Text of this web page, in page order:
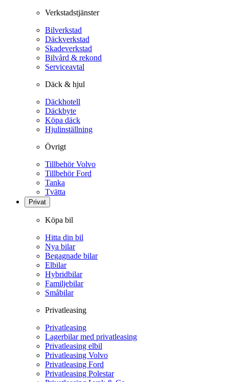
Verkstadstjänster
Bilverkstad
Däckverkstad
Skadeverkstad
Bilvård & rekond
Serviceavtal
Däck & hjul
Däckhotell
Däckbyte
Köpa däck
Hjulinställning
Övrigt
Tillbehör Volvo
Tillbehör Ford
Tanka
Tvätta
Privat
Köpa bil
Hitta din bil
Nya bilar
Begagnade bilar
Elbilar
Hybridbilar
Familjebilar
Småbilar
Privatleasing
Privatleasing
Lagerbilar med privatleasing
Privatleasing elbil
Privatleasing Volvo
Privatleasing Ford
Privatleasing Polestar